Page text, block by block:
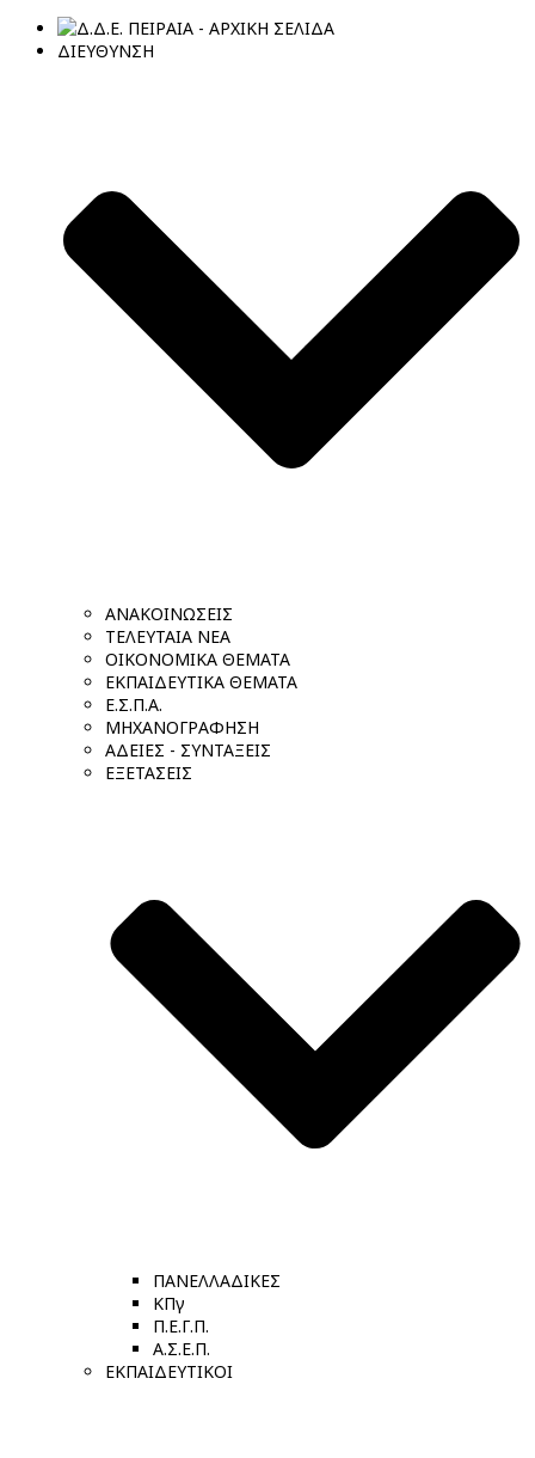
ΔΙΕΥΘΥΝΣΗ
ΑΝΑΚΟΙΝΩΣΕΙΣ
ΤΕΛΕΥΤΑΙΑ ΝΕΑ
ΟΙΚΟΝΟΜΙΚΑ ΘΕΜΑΤΑ
ΕΚΠΑΙΔΕΥΤΙΚΑ ΘΕΜΑΤΑ
Ε.Σ.Π.Α.
ΜΗΧΑΝΟΓΡΑΦΗΣΗ
ΑΔΕΙΕΣ - ΣΥΝΤΑΞΕΙΣ
ΕΞΕΤΑΣΕΙΣ
ΠΑΝΕΛΛΑΔΙΚΕΣ
ΚΠγ
Π.Ε.Γ.Π.
Α.Σ.Ε.Π.
ΕΚΠΑΙΔΕΥΤΙΚΟΙ